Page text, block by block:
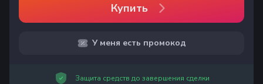
Купить
У меня есть промокод
Защита средств до завершения сделки